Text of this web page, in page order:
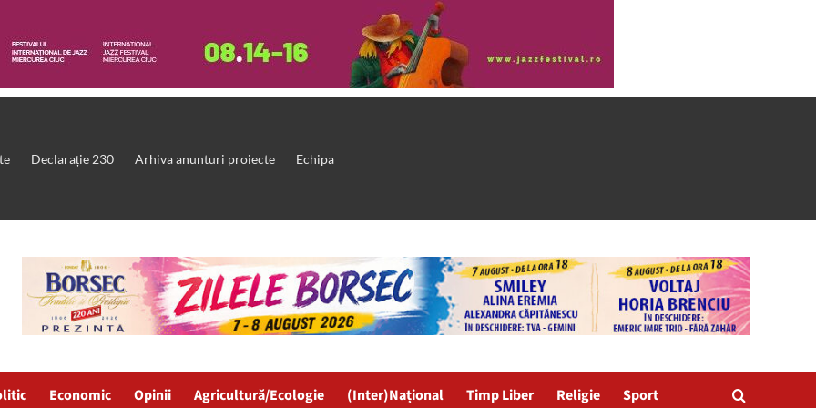
Declarație 230 Arhiva anunturi proiecte Echipa
Economic Opinii Agricultură/Ecologie (Inter)Național Timp Liber Religie Sport